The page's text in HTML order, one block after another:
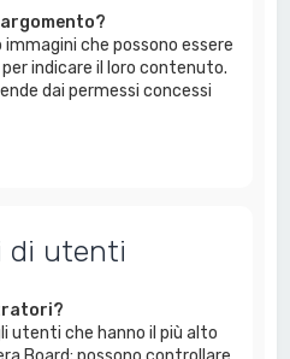
argomento?
che possono essere
indicare il loro contenuto.
dai permessi concessi
di utenti
utenti che hanno il più alto